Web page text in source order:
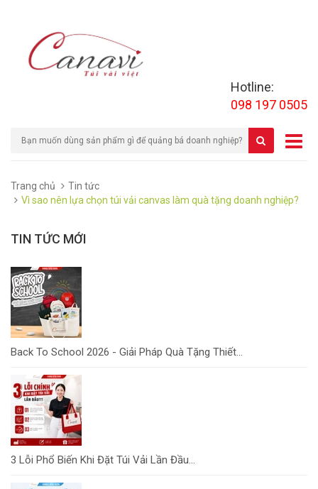
Hotline:
098 197 0505
Trang chủ
Tin tức
Vì sao nên lựa chọn túi vải canvas làm quà tặng doanh nghiệp?
TIN TỨC MỚI
Back To School 2026 - Giải Pháp Quà Tặng Thiết...
3 Lỗi Phổ Biến Khi Đặt Túi Vải Lần Đầu...